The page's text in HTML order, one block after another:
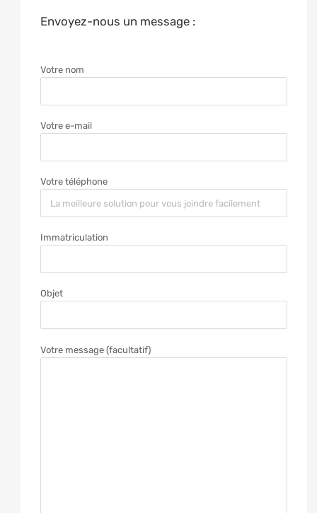
Envoyez-nous un message :
Votre nom
Votre e-mail
Votre téléphone
Immatriculation
Objet
Votre message (facultatif)